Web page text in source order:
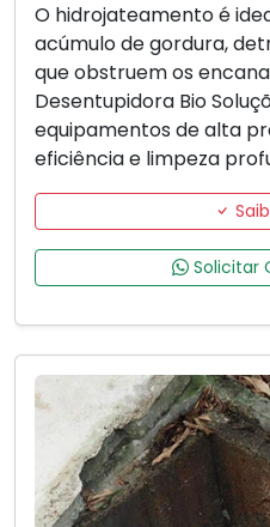
O hidrojateamento é
acúmulo de gordura,
que obstruem os
Desentupidora Bio
equipamentos de alta
eficiência e limpeza
Solicitar